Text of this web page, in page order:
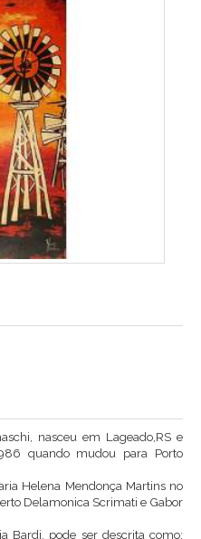
nasceu em Lageado,RS e
quando mudou para Porto
Helena Mendonça Martins no
Delamonica Scrimati e Gabor
Bardi, pode ser descrita como: